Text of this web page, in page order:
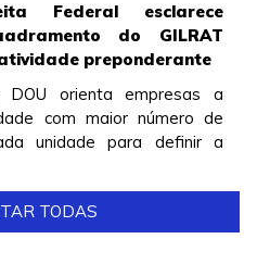
Federal esclarece
do GILRAT
preponderante
DOU orienta empresas a
com maior número de
unidade para definir a
TODAS